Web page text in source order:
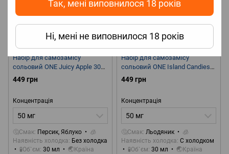
Так, мені виповнилося 18 років
Ні, мені не виповнилося 18 років
Артикул: 10603-5
Набір для самозамісу
сольовий ONE Juicy Apple 30
ml 50 mg
449 грн
Концентрація
50 мг
🤔Смак Персик, Яблуко
🧊
Наявність холодка
Без холодка
🧪Об`єм 30 мл
🌏Країна
Артикул: 10603-10
Набір для самозамісу
сольовий ONE Island Candies
30 ml 50 mg
449 грн
Концентрація
50 мг
🤔Смак Льодяник
🧊
Наявність холодка С холодком
🧪Об`єм 30 мл
🌏Країна